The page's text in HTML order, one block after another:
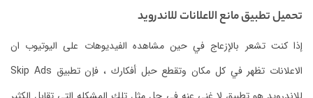
تحميل تطبيق مانع الاعلانات للاندرويد
إذا كنت تشعر بالإزعاج في حين مشاهده الفيديوهات على اليوتيوب ان
الاعلانات تظهر في كل مكان وتقطع حبل أفكارك ، فإن تطبيق Skip Ads